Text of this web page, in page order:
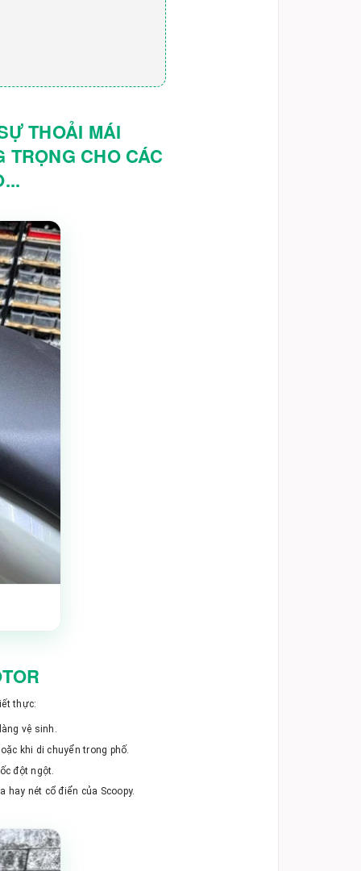
THOẢI MÁI
CHO CÁC
thực:
vệ sinh.
khi di chuyển trong phố.
đột ngột.
nét cổ điển của Scoopy.